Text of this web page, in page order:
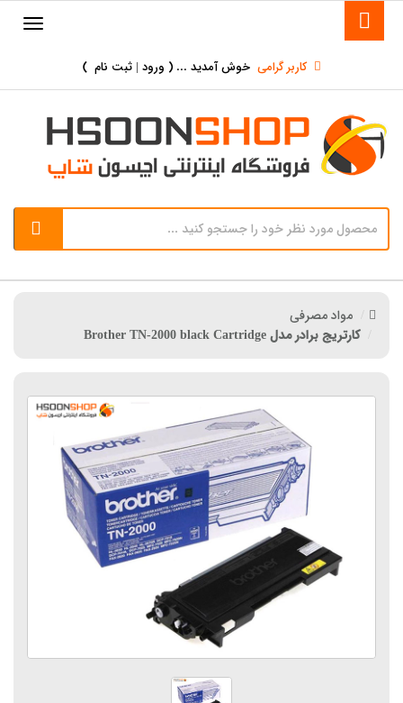
کاربر گرامی خوش آمدید ... ( ورود | ثبت نام )
مواد مصرفی
کارتریج برادر مدل Brother TN-2000 black Cartridge